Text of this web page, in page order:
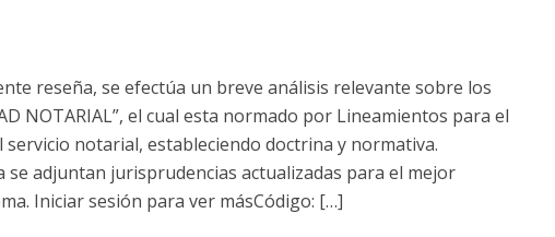
reseña, se efectúa un breve análisis relevante sobre los
NOTARIAL”, el cual esta normado por Lineamientos para el
servicio notarial, estableciendo doctrina y normativa.
se adjuntan jurisprudencias actualizadas para el mejor
Iniciar sesión para ver másCódigo: […]